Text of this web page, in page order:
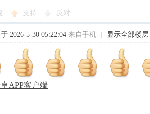
支持 反对
2026-5-30 05:22:04 来自手机 显示全部楼层
APP客户端